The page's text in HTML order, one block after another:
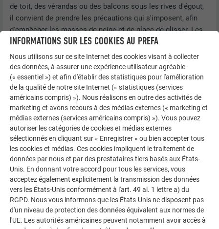
de toit, des vérandas ou des balcons sous les rives d'égout,
il convient de prendre les précautions qui s'imposent, afin
d'empêcher les masses de neige et de glace de glisser. Les
panneaux d’information ne constituent pas une mesure de
sécurité appropriée sur le long terme.
Dès lors qu’un dispositif architectural tel qu’une installation
photovoltaïque ou solaire empiète sur un système de
rétention de neige correctement conçu et dimensionné, ce
dernier doit être adapté et modernisé en conséquence de
manière à répondre aux exigences techniques actuelles. Une
protection contre la neige répondant entièrement aux
normes, peut rendre impossible l’occupation totale de la
surface du toit par des modules photovoltaïques.
Les systèmes de protection linéaire contre le glissement de
la neige sont la meilleure solution pour garantir une
protection contre la neige structurellement viable, sur les
toits équipés de systèmes de production d’énergie.
Selon les conditions liées au bâtiment et au site, il peut
INFORMATIONS SUR LES COOKIES AU PREFA
Nous utilisons sur ce site Internet des cookies visant à collecter
des données, à assurer une expérience utilisateur agréable
(« essentiel ») et afin d'établir des statistiques pour l'amélioration
de la qualité de notre site Internet (« statistiques (services
américains compris) »). Nous réalisons en outre des activités de
marketing et avons recours à des médias externes (« marketing et
médias externes (services américains compris) »). Vous pouvez
autoriser les catégories de cookies et médias externes
sélectionnés en cliquant sur « Enregistrer » ou bien accepter tous
les cookies et médias. Ces cookies impliquent le traitement de
données par nous et par des prestataires tiers basés aux États-
Unis. En donnant votre accord pour tous les services, vous
acceptez également explicitement la transmission des données
vers les États-Unis conformément à l'art. 49 al. 1 lettre a) du
RGPD. Nous vous informons que les États-Unis ne disposent pas
d'un niveau de protection des données équivalent aux normes de
l'UE. Les autorités américaines peuvent notamment avoir accès à